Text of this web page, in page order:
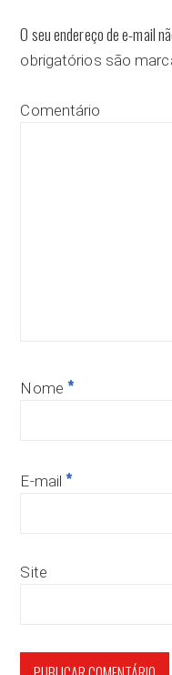
O seu endereço de e-mail
obrigatórios são
Comentário
Nome *
E-mail *
Site